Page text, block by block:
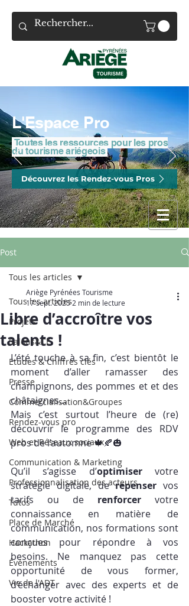
L'Espace Pro
Toutes les ressources pour les pros
du tourisme ariégeois
Découvrez les Rendez-vous Pros
Post
Tous les articles
Projets
Salons&CE
Etudes & Chiffres clés
Presse
Commercialisation&Groupes
Rendez-vous pro
Web et Réseaux sociaux
Communication & Marketing
Professionnalisation des acteurs
Tutos
Place de Marché
Hackathon
Événements
Vie de l'ADT
Tous les articles
Libre d’accroître vos
talents !
Ariège Pyrénées Tourisme
17 sept. 2025 2 min de lecture
L’été touche à sa fin, c’est bientôt le
moment d’aller ramasser des
champignons, des pommes et et des
châtaignes…
Mais c’est surtout l’heure de (re)
découvrir le programme des RDV
pros de l’automne 🍁🍂🎃
Qu’il s’agisse d’optimiser votre
stratégie digitale, de repenser vos
tarifs ou de renforcer votre
connaissance en matière de
communication, nos formations sont
conçues pour répondre à vos
besoins. Ne manquez pas cette
opportunité de vous former,
d’échanger avec des experts et de
booster votre activité !